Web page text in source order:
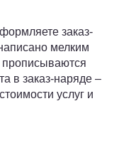
заказ-
мелким
прописываются
в заказ-наряде –
услуг и